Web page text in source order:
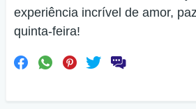
experiência incrível de amor,
quinta-feira!